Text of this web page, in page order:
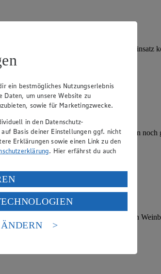
während der Gärung geschehen. Zum Einsatz
und sind sich unsicher, ob der Wein noch
meisten Fällen werden damit die besten
ein bestmögliches Nutzungserlebnis
Daten, um unsere Website zu
sowie für Marketingzwecke.
in den Datenschutz-
Basis deiner Einstellungen ggf. nicht
Erklärungen sowie einen Link zu den
. Hier erfährst du auch
durch Facebook und YouTube:
Art. 49 Abs. 1 Satz 1 lit. a) DSGVO
EuGH sieht die USA als Land mit
Datenschutzniveau an. Es besteht das